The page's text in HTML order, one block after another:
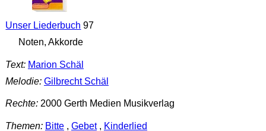
Unser Liederbuch 97
Noten, Akkorde
Text: Marion Schäl
Melodie: Gilbrecht Schäl
Rechte:2000 Gerth Medien Musikverlag
Themen: Bitte, Gebet, Kinderlied